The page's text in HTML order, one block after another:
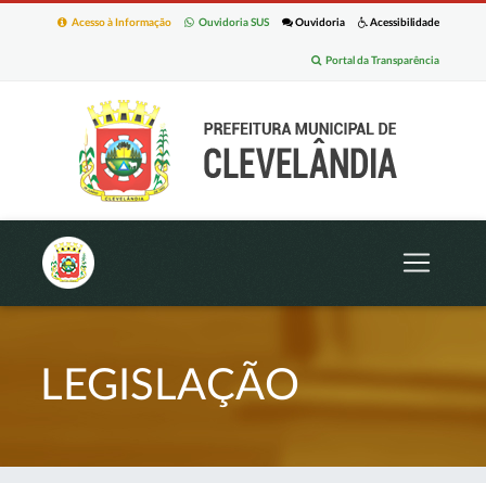
Acessibilidade
Ouvidoria
Ouvidoria SUS
Acesso à Informação
Portal da Transparência
LEGISLAÇÃO